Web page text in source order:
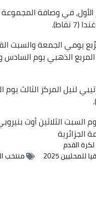
يومي الجمعة والسبت
الذهبي يوم السادس
الثلاثين أوت بنيروبي (16.00 سا).
القدم
2025
منتخب